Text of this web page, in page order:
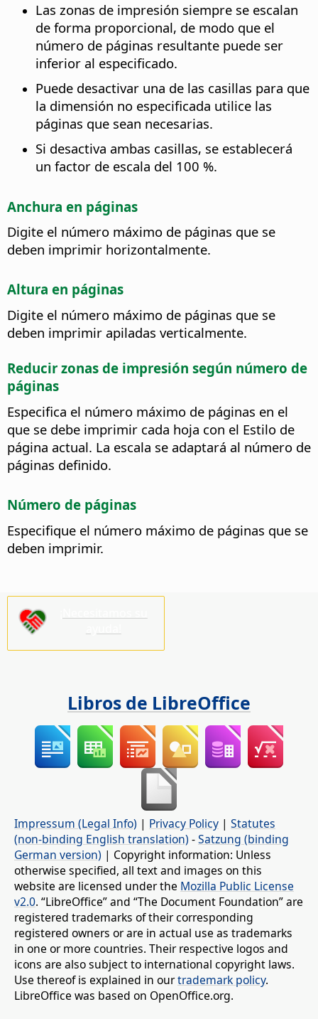
Las zonas de impresión siempre se escalan
de forma proporcional, de modo que el
número de páginas resultante puede ser
inferior al especificado.
Puede desactivar una de las casillas para que
la dimensión no especificada utilice las
páginas que sean necesarias.
Si desactiva ambas casillas, se establecerá
un factor de escala del 100 %.
Anchura en páginas
Digite el número máximo de páginas que se
deben imprimir horizontalmente.
Altura en páginas
Digite el número máximo de páginas que se
deben imprimir apiladas verticalmente.
Reducir zonas de impresión según número de
páginas
Especifica el número máximo de páginas en el
que se debe imprimir cada hoja con el Estilo de
página actual. La escala se adaptará al número de
páginas definido.
Número de páginas
Especifique el número máximo de páginas que se
deben imprimir.
Libros de LibreOffice
Impressum (Legal Info) | Privacy Policy | Statutes
(non-binding English translation) -Satzung (binding
German version) | Copyright information: Unless
otherwise specified, all text and images on this
website are licensed under the Mozilla Public License
v2.0. “LibreOffice” and “The Document Foundation” are
registered trademarks of their corresponding
registered owners or are in actual use as trademarks
in one or more countries. Their respective logos and
icons are also subject to international copyright laws.
Use thereof is explained in ourtrademark policy.
LibreOffice was based on OpenOffice.org.